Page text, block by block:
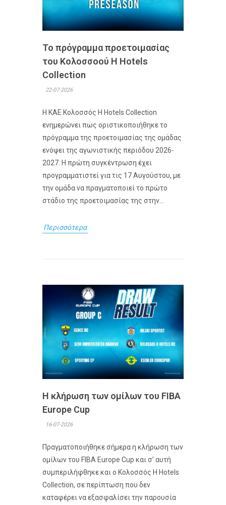
Το πρόγραμμα προετοιμασίας
του Κολοσσoού H Hotels
Collection
22-07-2026
Η ΚΑΕ Κολοσσός H Hotels Collection
ενημερώνει πως οριστικοποιήθηκε το
πρόγραμμα της προετοιμασίας της ομάδας
ενόψει της αγωνιστικής περιόδου 2026-
2027. Η πρώτη συγκέντρωση έχει
προγραμματιστεί για τις 17 Αυγούστου, με
την ομάδα να πραγματοποιεί το πρώτο
στάδιο της προετοιμασίας της στην...
Περισσότερα
Η κλήρωση των ομίλων του FIBA
Europe Cup
16-07-2026
Πραγματοποιήθηκε σήμερα η κλήρωση των
ομίλων του FIBA Europe Cup και σ’ αυτή
συμπεριλήφθηκε και ο Κολοσσός H Hotels
Collection, σε περίπτωση που δεν
καταφέρει να εξασφαλίσει την παρουσία